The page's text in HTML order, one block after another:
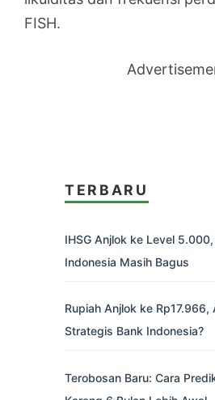
FISH.
TERBARU
IHSG Anjlok ke Level
Indonesia Masih Bagus
Rupiah Anjlok ke Rp17.966,
Strategis Bank Indonesia?
Terobosan Baru: Cara